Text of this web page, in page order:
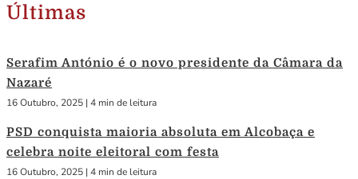
Últimas
Serafim António é o novo presidente da Câmara da
Nazaré
16 Outubro, 2025 | 4 min de leitura
PSD conquista maioria absoluta em Alcobaça e
celebra noite eleitoral com festa
16 Outubro, 2025 | 4 min de leitura